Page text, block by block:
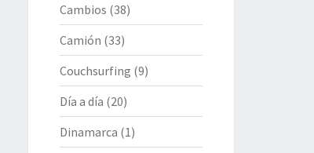
Cambios (38)
Camión (33)
Couchsurfing (9)
Día a día (20)
Dinamarca (1)